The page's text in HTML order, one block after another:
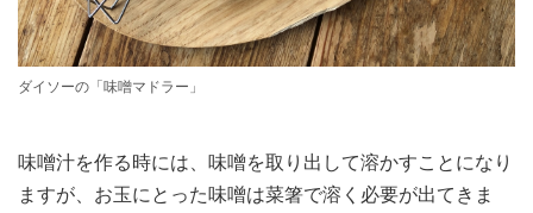
ダイソーの「味噌マドラー」
味噌汁を作る時には、味噌を取り出して溶かすことになり
ますが、お玉にとった味噌は菜箸で溶く必要が出てきま